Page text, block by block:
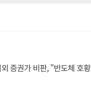
증권가 비판, "반도체 호황